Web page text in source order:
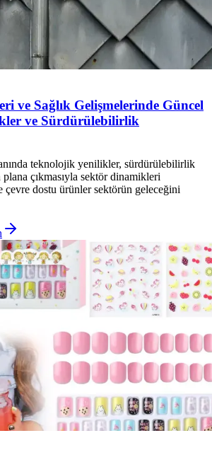
ve Sağlık Gelişmelerinde Güncel
ve Sürdürülebilirlik
teknolojik yenilikler, sürdürülebilirlik
çıkmasıyla sektör dinamikleri
dostu ürünler sektörün geleceğini